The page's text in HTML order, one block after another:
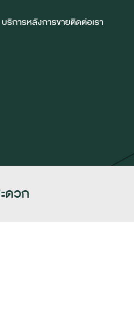
บริการหลังการขายติดต่อเรา
ดวก